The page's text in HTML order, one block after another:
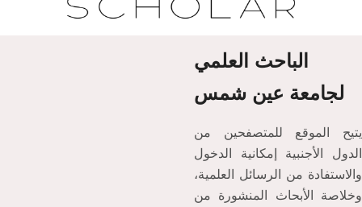
الباحث العلمي
لجامعة عين شمس
يتيح الموقع للمتصفحين من
الدول الأجنبية إمكانية الدخول
والاستفادة من الرسائل العلمية،
وخلاصة الأبحاث المنشورة من